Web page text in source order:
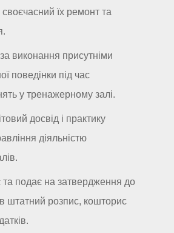
їх ремонт та
виконання присутніми
поведінки під час
у тренажерному залі.
досвід і практику
діяльністю
та подає на затвердження до
штатний розпис, кошторис